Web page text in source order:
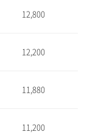
12,800
12,200
11,880
11,200